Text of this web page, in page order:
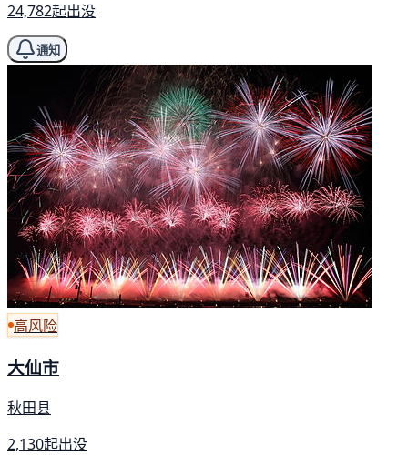
24,782起出没
通知
高风险
大仙市
秋田县
2,130起出没